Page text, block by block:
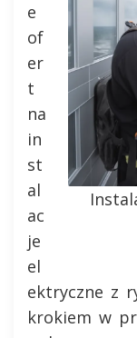
e
of
er
t
na
in
st
al
ac
je
el
ektryczne z
krokiem w